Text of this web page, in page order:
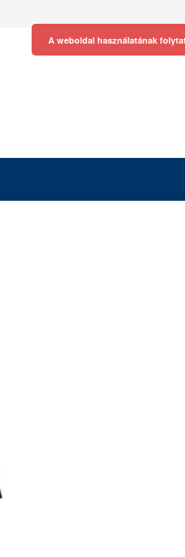
A weboldal használatának